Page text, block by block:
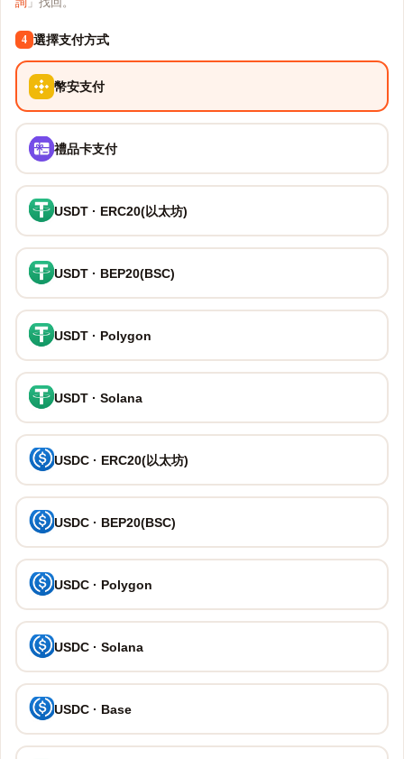
詢 」找回。
4 選擇支付方式
幣安支付
禮品卡支付
USDT · ERC20(以太坊)
USDT · BEP20(BSC)
USDT · Polygon
USDT · Solana
USDC · ERC20(以太坊)
USDC · BEP20(BSC)
USDC · Polygon
USDC · Solana
USDC · Base